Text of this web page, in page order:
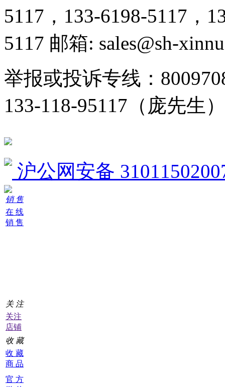
5117，133-6198-5117，
5117 邮箱: sales@sh-
举报或投诉专线：
133-118-95117（庞先生）
沪公网安备
销 售
在 线
销 售
关 注
关注
店铺
收 藏
收 藏
商 品
官 方